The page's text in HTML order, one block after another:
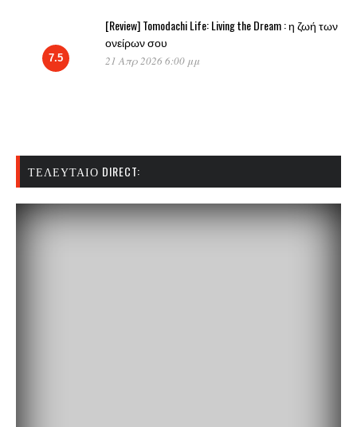
7.5
[Review] Tomodachi Life: Living the Dream : η ζωή των
ονείρων σου
21 Απρ 2026 6:00 μμ
ΤΕΛΕΥΤΑΊΟ DIRECT: